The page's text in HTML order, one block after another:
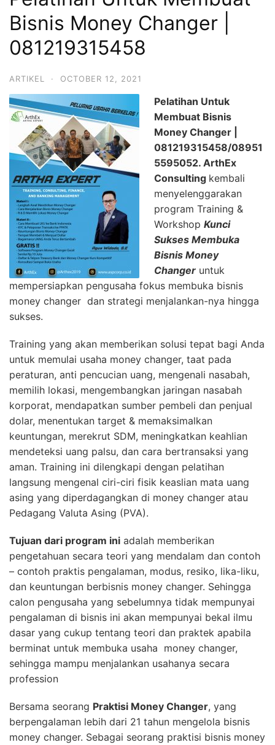
Bisnis Money Changer |
081219315458
ARTIKEL · OCTOBER 12, 2021
Pelatihan Untuk
Membuat Bisnis
Money Changer |
081219315458/08951
5595052. ArthEx
Consulting kembali
menyelenggarakan
program Training &
Workshop Kunci
Sukses Membuka
Bisnis Money
Changer untuk
mempersiapkan pengusaha fokus membuka bisnis
money changer dan strategi menjalankan-nya hingga
sukses.
Training yang akan memberikan solusi tepat bagi Anda
untuk memulai usaha money changer, taat pada
peraturan, anti pencucian uang, mengenali nasabah,
memilih lokasi, mengembangkan jaringan nasabah
korporat, mendapatkan sumber pembeli dan penjual
dolar, menentukan target & memaksimalkan
keuntungan, merekrut SDM, meningkatkan keahlian
mendeteksi uang palsu, dan cara bertransaksi yang
aman. Training ini dilengkapi dengan pelatihan
langsung mengenal ciri-ciri fisik keaslian mata uang
asing yang diperdagangkan di money changer atau
Pedagang Valuta Asing (PVA).
Tujuan dari program ini adalah memberikan
pengetahuan secara teori yang mendalam dan contoh
– contoh praktis pengalaman, modus, resiko, lika-liku,
dan keuntungan berbisnis money changer. Sehingga
calon pengusaha yang sebelumnya tidak mempunyai
pengalaman di bisnis ini akan mempunyai bekal ilmu
dasar yang cukup tentang teori dan praktek apabila
berminat untuk membuka usaha money changer,
sehingga mampu menjalankan usahanya secara
profession
Bersama seorang Praktisi Money Changer, yang
berpengalaman lebih dari 21 tahun mengelola bisnis
money changer. Sebagai seorang praktisi bisnis money